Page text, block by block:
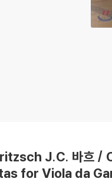
J.C. 바흐 /
for Viola da